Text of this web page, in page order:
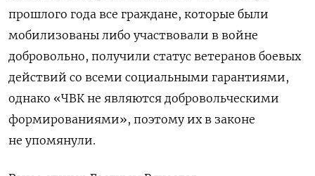
прошлого года все граждане, которые были
мобилизованы либо участвовали в войне
добровольно, получили статус ветеранов боевых
действий со всеми социальными гарантиями,
однако «ЧВК не являются добровольческими
формированиями», поэтому их в законе
не упомянули.